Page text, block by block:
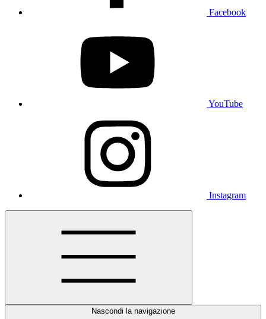
Facebook
YouTube
Instagram
Nascondi la navigazione